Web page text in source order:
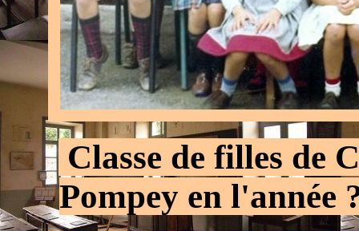
. Classe de filles de
Pompey en l'année